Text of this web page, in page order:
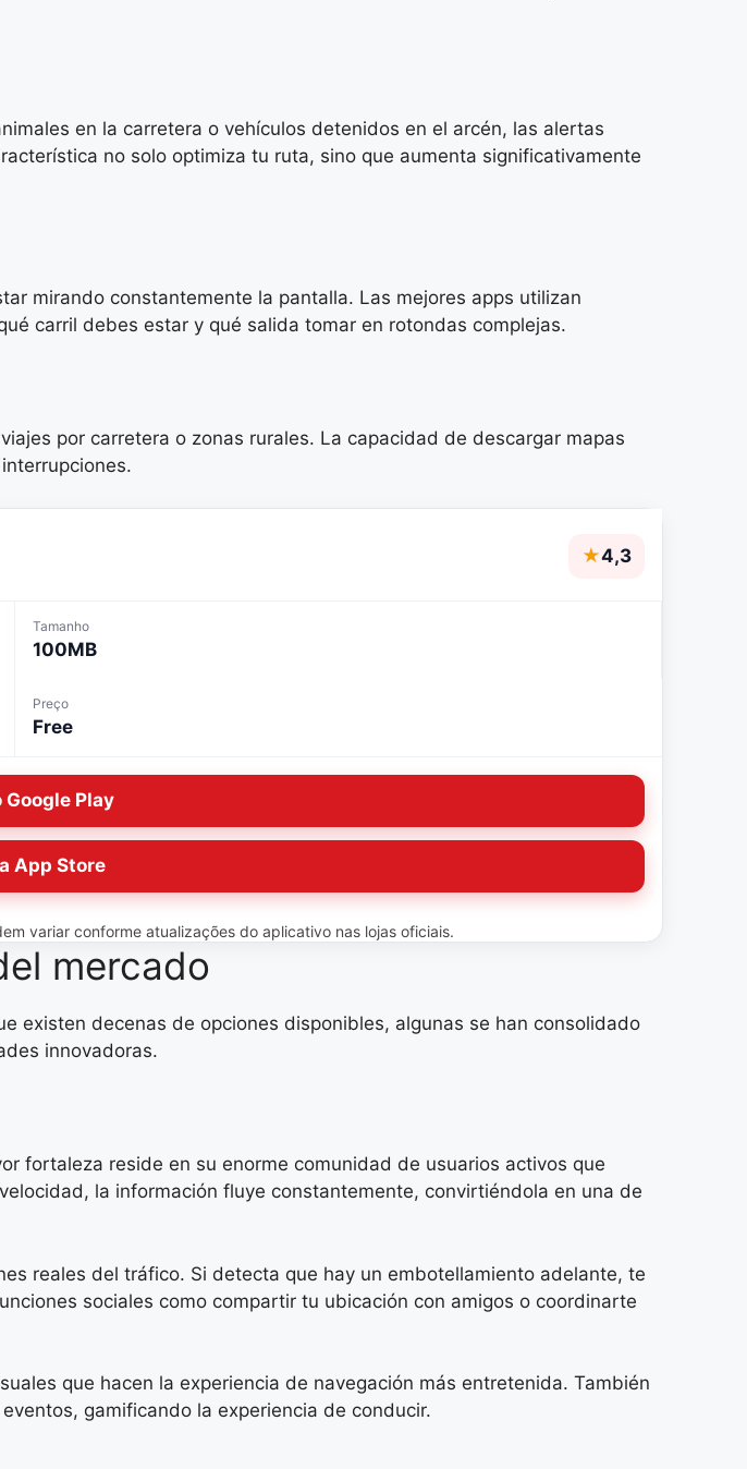
en la carretera o vehículos detenidos en el arcén, las alertas
no solo optimiza tu ruta, sino que aumenta significativamente
mirando constantemente la pantalla. Las mejores apps utilizan
carril debes estar y qué salida tomar en rotondas complejas.
por carretera o zonas rurales. La capacidad de descargar mapas
★4,3
Tamanho
100MB
Preço
Free
Google Play
App Store
variar conforme atualizações do aplicativo nas lojas oficiais.
mercado
existen decenas de opciones disponibles, algunas se han consolidado
innovadoras.
fortaleza reside en su enorme comunidad de usuarios activos que
la información fluye constantemente, convirtiéndola en una de
reales del tráfico. Si detecta que hay un embotellamiento adelante, te
sociales como compartir tu ubicación con amigos o coordinarte
que hacen la experiencia de navegación más entretenida. También
gamificando la experiencia de conducir.